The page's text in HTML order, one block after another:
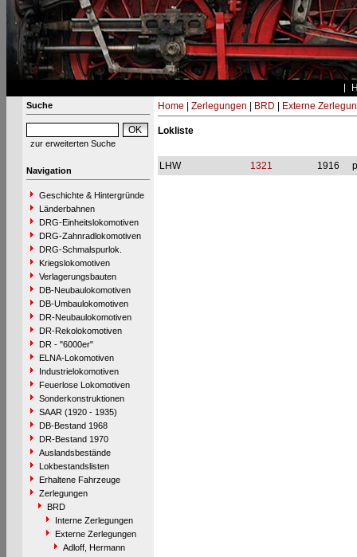
Suche
zur erweiterten Suche
Navigation
Geschichte & Hintergründe
Länderbahnen
DRG-Einheitslokomotiven
DRG-Zahnradlokomotiven
DRG-Schmalspurlok.
Kriegslokomotiven
Verlagerungsbauten
DB-Neubaulokomotiven
DB-Umbaulokomotiven
DR-Neubaulokomotiven
DR-Rekolokomotiven
DR - "6000er"
ELNA-Lokomotiven
Industrielokomotiven
Feuerlose Lokomotiven
Sonderkonstruktionen
SAAR (1920 - 1935)
DB-Bestand 1968
DR-Bestand 1970
Auslandsbestände
Lokbestandslisten
Erhaltene Fahrzeuge
Zerlegungen
BRD
Interne Zerlegungen
Externe Zerlegungen
Adloff, Hermann
Home Zerlegungen BRD Externe
Lokliste
LHW 1321 1916